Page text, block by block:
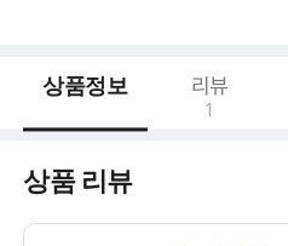
상품정보 리뷰
1
상품 리뷰